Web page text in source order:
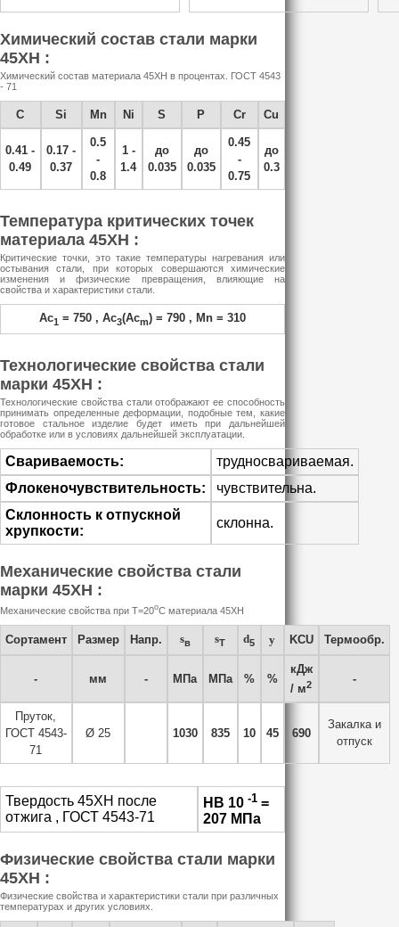
Химический состав стали марки
45ХН :
Химический состав материала 45ХН в процентах. ГОСТ 4543
- 71
C Si Mn Ni S P Cr Cu
0.41 -
0.49
0.17 -
0.37
0.5
-
0.8
1 -
1.4
до
0.035
до
0.035
0.45
-
0.75
до
0.3
Температура критических точек
материала 45ХН :
Критические точки, это такие температуры нагревания или
остывания стали, при которых совершаются химические
изменения и физические превращения, влияющие на
свойства и характеристики стали.
Ac1 = 750 , Ac3(Acm) = 790 , Mn = 310
Технологические свойства стали
марки 45ХН :
Технологические свойства стали отображают ее способность
принимать определенные деформации, подобные тем, какие
готовое стальное изделие будет иметь при дальнейшей
обработке или в условиях дальнейшей эксплуатации.
Свариваемость:
трудносвариваемая.
Флокеночувствительность:
чувствительна.
Склонность к отпускной
хрупкости:
склонна.
Механические свойства стали
марки 45ХН :
Механические свойства при Т=20oС материала 45ХН
Сортамент Размер Напр. sв sT d5 y KCU Термообр.
- мм - МПа МПа % %
кДж
/ м2 -
Пруток,
ГОСТ 4543-
71
Ø 25 1030 835 10 45 690
Закалка и
отпуск
Твердость 45ХН после
отжига , ГОСТ 4543-71
HB 10 -1 =
207 МПа
Физические свойства стали марки
45ХН :
Физические свойства и характеристики стали при различных
температурах и других условиях.